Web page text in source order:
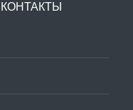
КОНТАКТЫ